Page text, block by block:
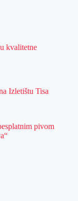
kvalitetne
Izletištu Tisa
pivom